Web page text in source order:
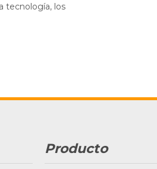
tecnología, los
Producto